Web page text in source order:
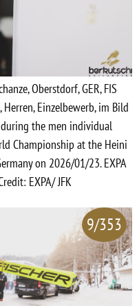
Oberstdorf, GER, FIS
Einzelbewerb, im Bild
during the men individual
Championship at the Heini
on 2026/01/23. EXPA
EXPA/ JFK
9/353